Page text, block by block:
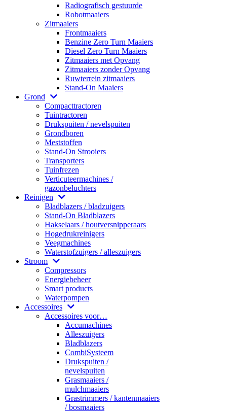
Radiografisch gestuurde
Robotmaaiers
Zitmaaiers
Frontmaaiers
Benzine Zero Turn Maaiers
Diesel Zero Turn Maaiers
Zitmaaiers met Opvang
Zitmaaiers zonder Opvang
Ruwterrein zitmaaiers
Stand-On Maaiers
Grond
Compacttractoren
Tuintractoren
Drukspuiten / nevelspuiten
Grondboren
Meststoffen
Stand-On Strooiers
Transporters
Tuinfrezen
Verticuteermachines /
gazonbeluchters
Reinigen
Bladblazers / bladzuigers
Stand-On Bladblazers
Hakselaars / houtversnipperaars
Hogedrukreinigers
Veegmachines
Waterstofzuigers / alleszuigers
Stroom
Compressors
Energiebeheer
Smart products
Waterpompen
Accessoires
Accessoires voor…
Accumachines
Alleszuigers
Bladblazers
CombiSysteem
Drukspuiten /
nevelspuiten
Grasmaaiers /
mulchmaaiers
Grastrimmers / kantenmaaiers
/ bosmaaiers